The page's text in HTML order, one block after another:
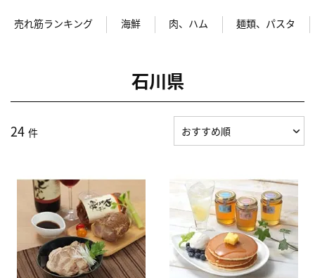
売れ筋ランキング 海鮮 肉、ハム 麺類、パスタ
石川県
24 件